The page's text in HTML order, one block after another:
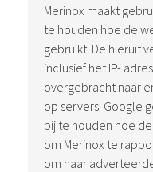
Merinox maakt
te houden hoe de
gebruikt. De hieruit
inclusief het IP-
overgebracht naar
op servers. Google
bij te houden hoe
om Merinox te
om haar